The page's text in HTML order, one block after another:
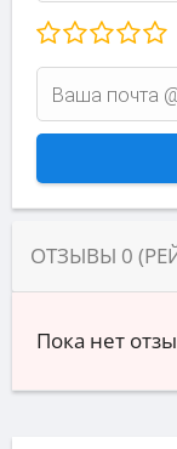
ОТЗЫВЫ 0
Пока нет